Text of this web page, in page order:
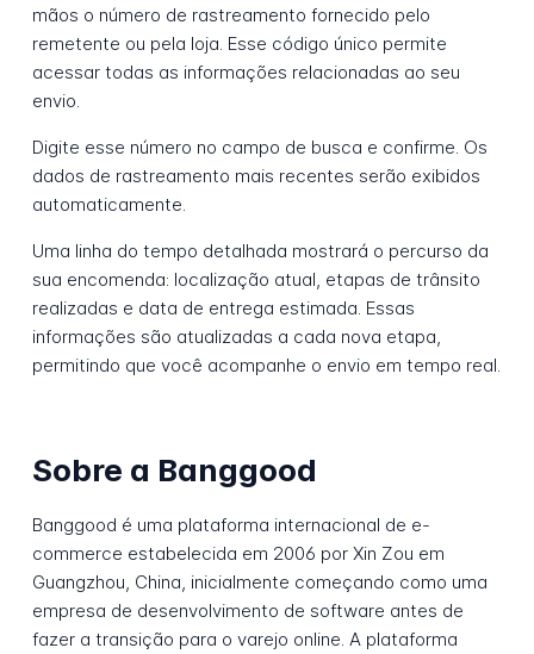
mãos o número de rastreamento fornecido pelo
remetente ou pela loja. Esse código único permite
acessar todas as informações relacionadas ao seu
envio.
Digite esse número no campo de busca e confirme. Os
dados de rastreamento mais recentes serão exibidos
automaticamente.
Uma linha do tempo detalhada mostrará o percurso da
sua encomenda: localização atual, etapas de trânsito
realizadas e data de entrega estimada. Essas
informações são atualizadas a cada nova etapa,
permitindo que você acompanhe o envio em tempo real.
Sobre a Banggood
Banggood é uma plataforma internacional de e-
commerce estabelecida em 2006 por Xin Zou em
Guangzhou, China, inicialmente começando como uma
empresa de desenvolvimento de software antes de
fazer a transição para o varejo online. A plataforma